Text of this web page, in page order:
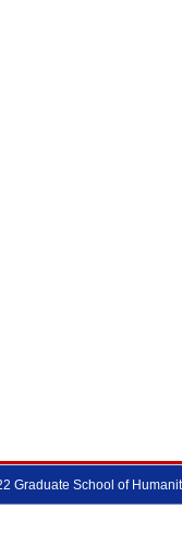
Graduate School of